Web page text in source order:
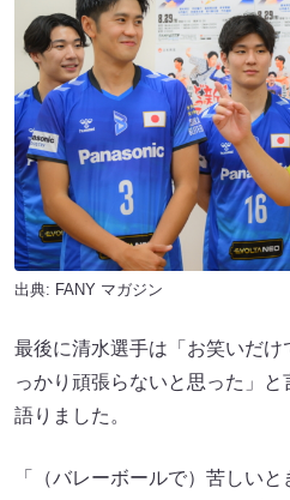
出典: FANY マガジン
最後に清水選手は「お笑いだ
っかり頑張らないと思った」と
語りました。
「（バレーボールで）苦しい